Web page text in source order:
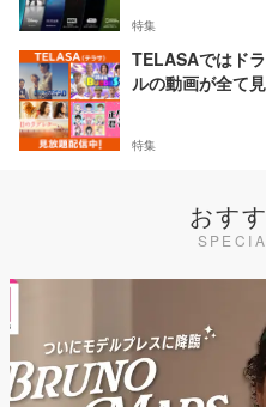
特集
TELASAではド
ルの動画が全て
特集
おす